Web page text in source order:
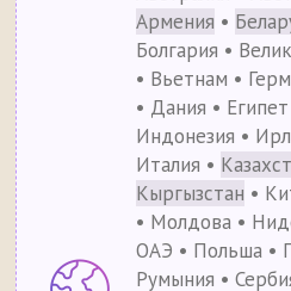
Армения •
Болгария •
• Вьетнам •
• Дания •
Индонезия •
Италия •
Кыргызстан •
• Молдова •
ОАЭ • Польша •
Румыния •